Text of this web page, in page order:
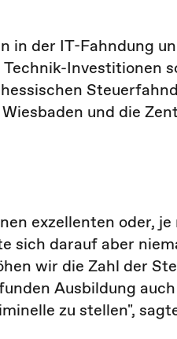
in der IT-Fahndung
Investitionen
und die
exzellenten oder, je
sich darauf aber
wir die Zahl der
Ausbildung
zu stellen",